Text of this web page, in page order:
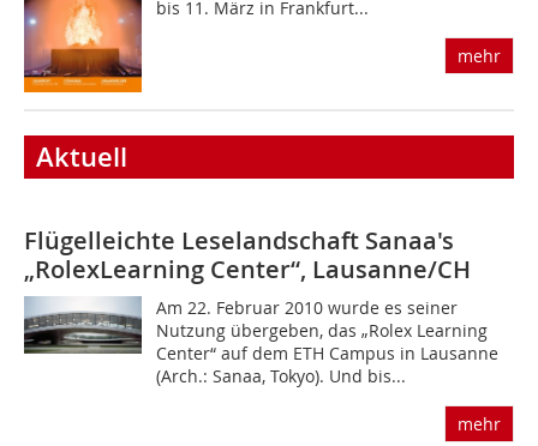
bis 11. März in Frankfurt...
mehr
Aktuell
Flügelleichte Leselandschaft Sanaa's
„RolexLearning Center“, Lausanne/CH
Am 22. Februar 2010 wurde es seiner
Nutzung übergeben, das „Rolex Learning
Center“ auf dem ETH Campus in Lausanne
(Arch.: Sanaa, Tokyo). Und bis...
mehr